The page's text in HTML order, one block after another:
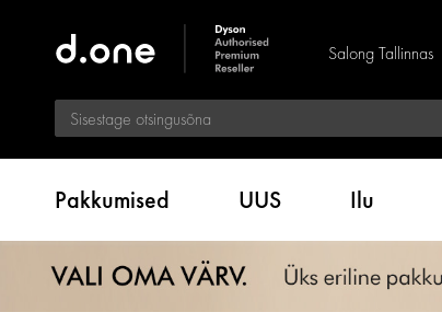
Salong Tallinnas
Pakkumised UUS Ilu